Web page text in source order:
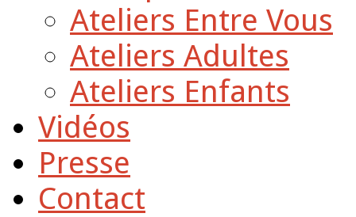
Ateliers Entre Vous
Ateliers Adultes
Ateliers Enfants
Vidéos
Presse
Contact